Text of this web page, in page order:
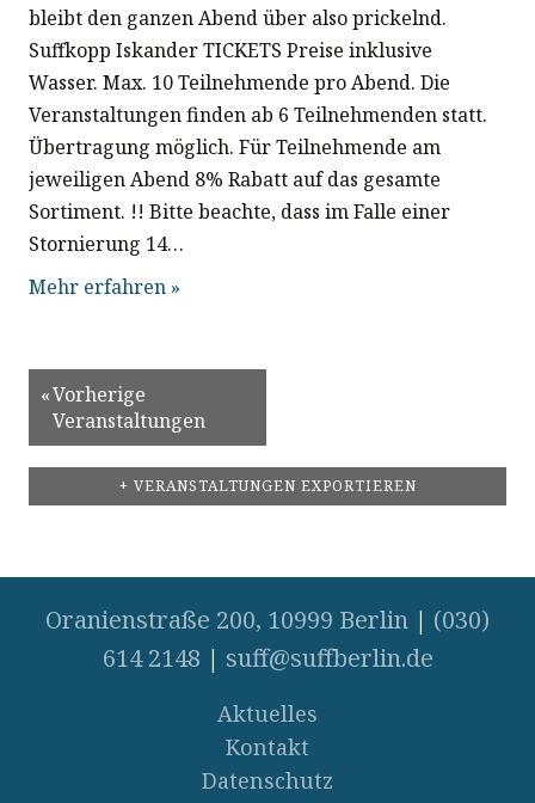
bleibt den ganzen Abend über also prickelnd.
Suffkopp Iskander TICKETS Preise inklusive
Wasser. Max. 10 Teilnehmende pro Abend. Die
Veranstaltungen finden ab 6 Teilnehmenden statt.
Übertragung möglich. Für Teilnehmende am
jeweiligen Abend 8% Rabatt auf das gesamte
Sortiment. !! Bitte beachte, dass im Falle einer
Stornierung 14…
Mehr erfahren »
«Vorherige
Veranstaltungen
+ VERANSTALTUNGEN EXPORTIEREN
Oranienstraße 200, 10999 Berlin | (030)
614 2148 | suff@suffberlin.de
Aktuelles
Kontakt
Datenschutz